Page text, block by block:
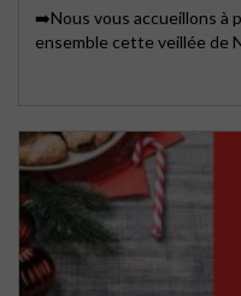
➡️Nous vous accueillons à
ensemble cette veillée de